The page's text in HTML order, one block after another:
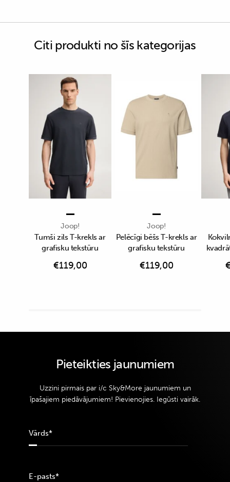
Citi produkti no šīs kategorijas
Joop!
Tumši zils T-krekls ar
grafisku tekstūru
€119,00
Joop!
Pelēcīgi bēšs T-krekls ar
grafisku tekstūru
€119,00
Pieteikties jaunumiem
Uzzini pirmais par i/c Sky&More jaunumiem un
īpašajiem piedāvājumiem! Pievienojies. Iegūsti vairāk.